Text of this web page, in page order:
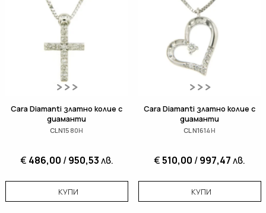
Cara Diamanti златно колие с
диаманти
CLN1580H
€ 486,00 /950,53лв.
КУПИ
Cara Diamanti златно колие с
диаманти
CLN1614H
€510,00 /997,47лв.
КУПИ